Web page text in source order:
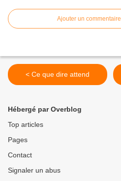
Ajouter un commentaire
< Ce que dire attend
Hébergé par Overblog
Top articles
Pages
Contact
Signaler un abus